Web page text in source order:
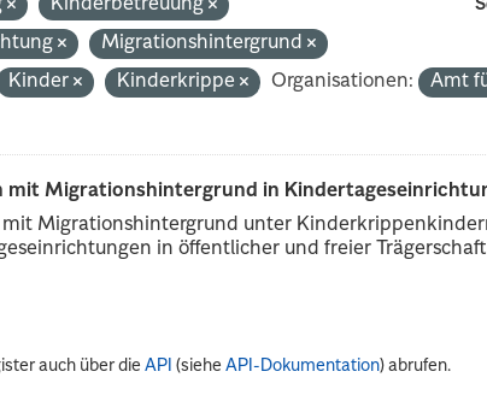
Kinderbetreuung
Migrationshintergrund
Kinder Kinderkrippe Organisationen: Amt
mit Migrationshintergrund in
Migrationshintergrund unter
in öffentlicher und freier
auch über dieAPI (sieheAPI-Dokumentation) abrufen.